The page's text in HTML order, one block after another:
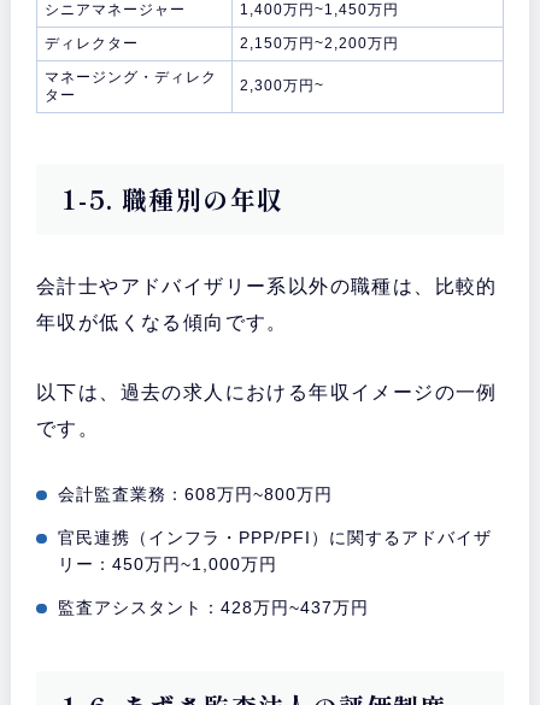
シニアマネージャー
1,400万円~1,450万円
ディレクター
2,150万円~2,200万円
マネージング・ディレク
ター
2,300万円~
1-5. 職種別の年収
会計士やアドバイザリー系以外の職種は、比較的
年収が低くなる傾向です。
以下は、過去の求人における年収イメージの一例
です。
会計監査業務：608万円~800万円
官民連携（インフラ・PPP/PFI）に関するアドバイザ
リー：450万円~1,000万円
監査アシスタント：428万円~437万円